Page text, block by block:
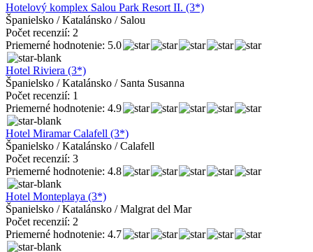
Hotelový komplex Salou Park Resort II. (3*)
Španielsko / Katalánsko / Salou
Počet recenzií: 2
Priemerné hodnotenie: 5.0
Hotel Riviera (3*)
Španielsko / Katalánsko / Santa Susanna
Počet recenzií: 1
Priemerné hodnotenie: 4.9
Hotel Miramar Calafell (3*)
Španielsko / Katalánsko / Calafell
Počet recenzií: 3
Priemerné hodnotenie: 4.8
Hotel Monteplaya (3*)
Španielsko / Katalánsko / Malgrat del Mar
Počet recenzií: 2
Priemerné hodnotenie: 4.7